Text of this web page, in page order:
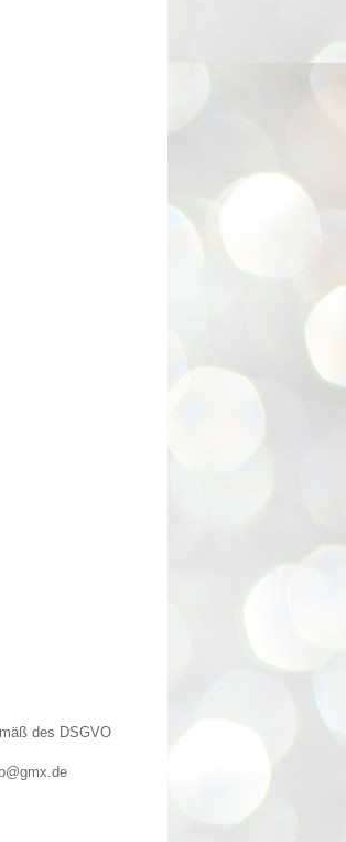
des DSGVO